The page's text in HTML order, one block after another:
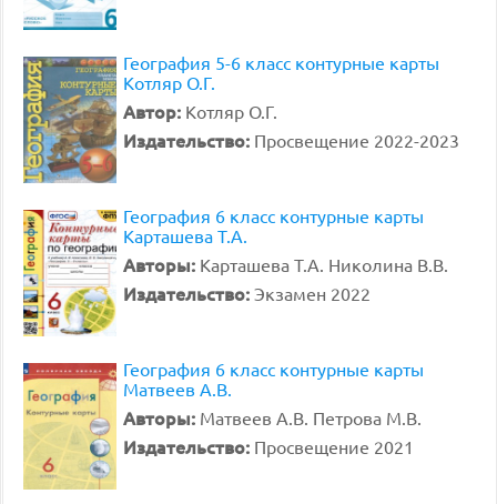
География 5-6 класс контурные карты
Котляр О.Г.
Автор: Котляр О.Г.
Издательство: Просвещение 2022-2023
География 6 класс контурные карты
Карташева Т.А.
Авторы: Карташева Т.А. Николина В.В.
Издательство: Экзамен 2022
География 6 класс контурные карты
Матвеев А.В.
Авторы: Матвеев А.В. Петрова М.В.
Издательство: Просвещение 2021